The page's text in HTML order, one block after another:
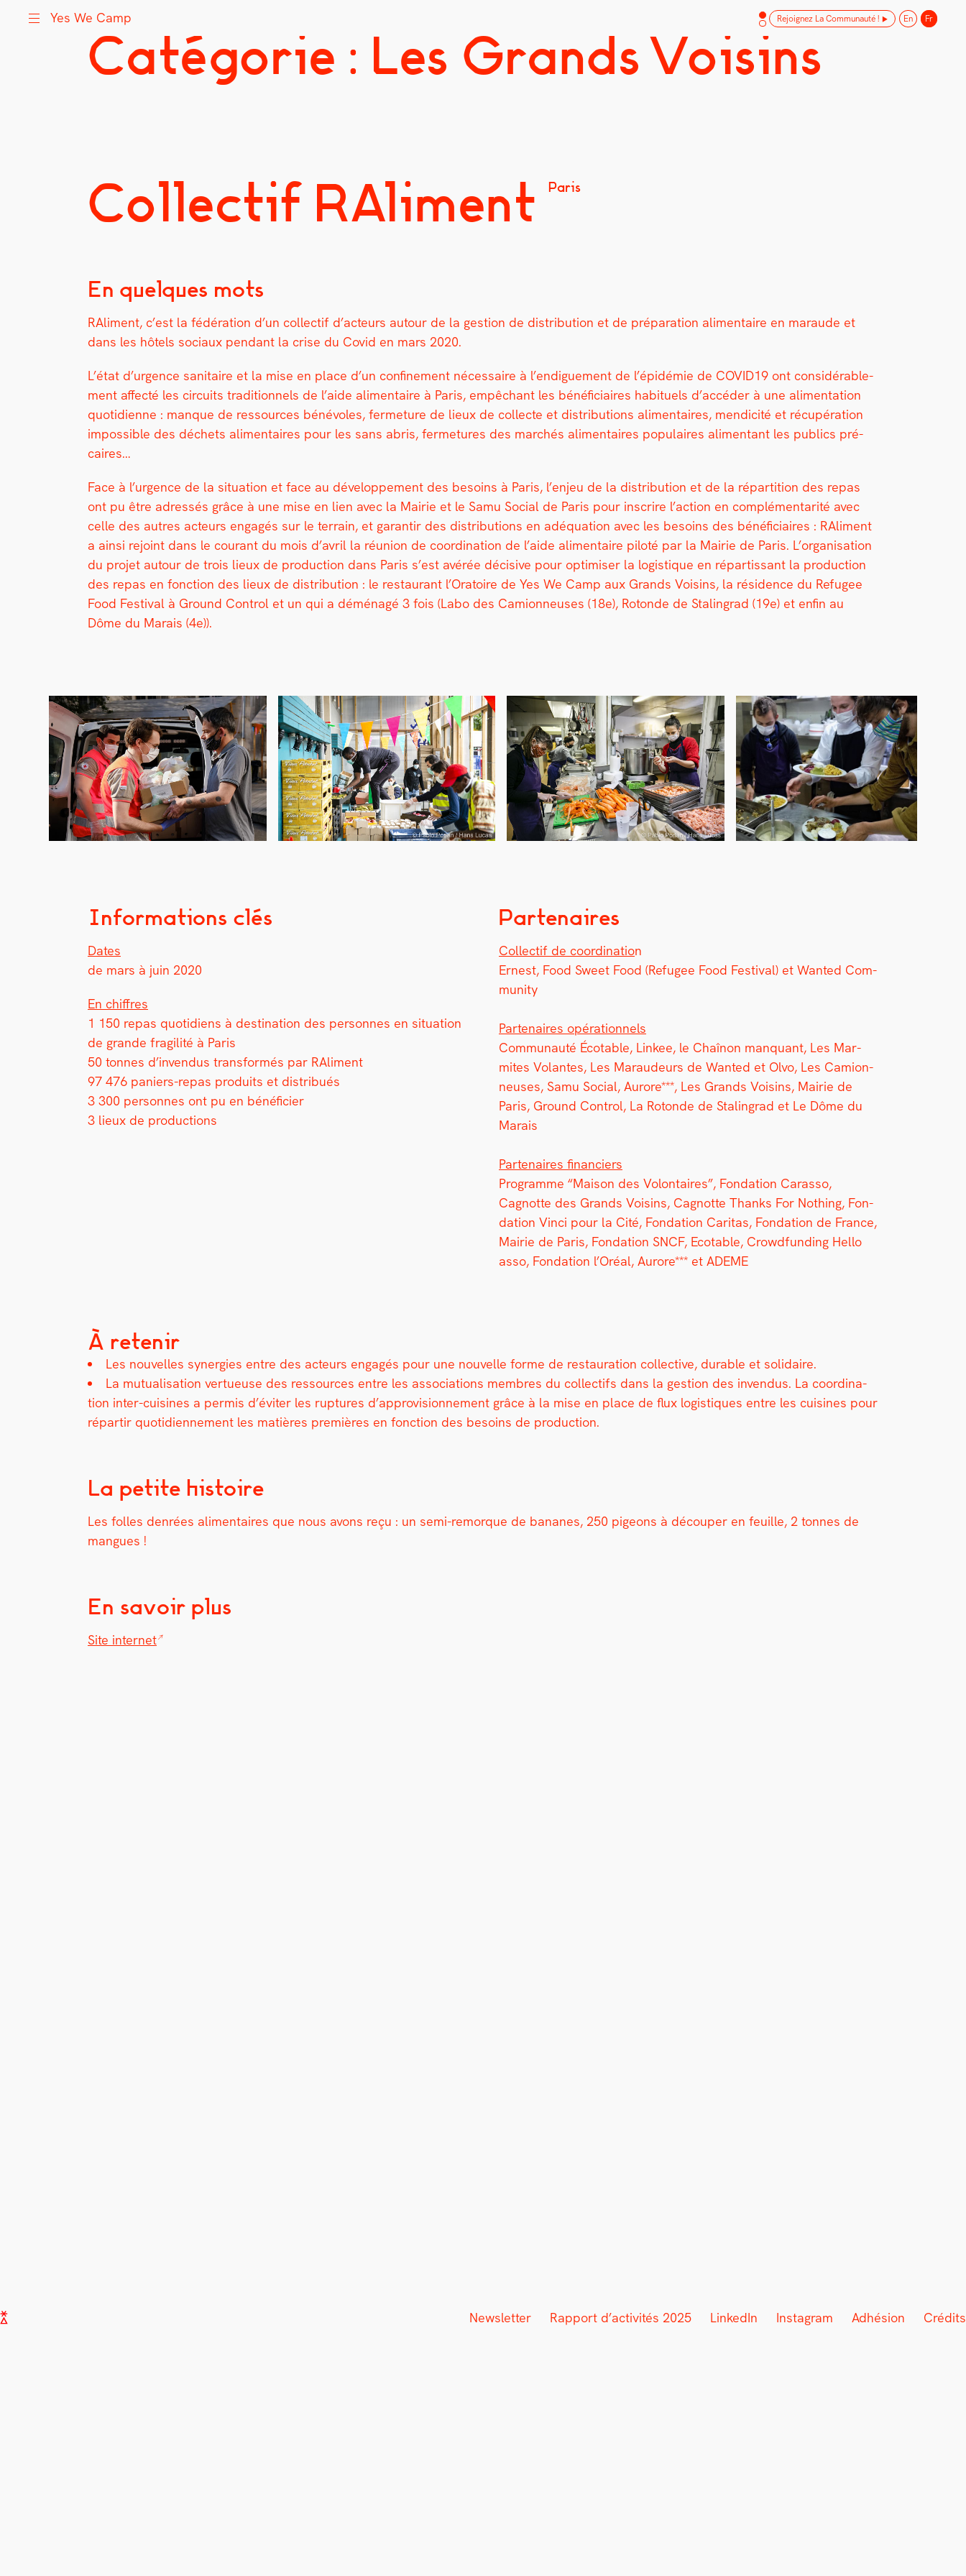
Utilisation inventive des espaces disponibles
Catégorie : Les Grands Voisins
Collectif RAliment Paris
En quelques mots
RAl­i­ment, c’est la fédéra­tion d’un col­lec­tif d’acteurs autour de la ges­tion de dis­tri­b­u­tion et de pré­pa­ra­tion ali­men­taire en maraude et
dans les hôtels soci­aux pen­dant la crise du Covid en mars 2020.
L’état d’urgence san­i­taire et la mise en place d’un con­fine­ment néces­saire à l’endiguement de l’épidémie de COVID19 ont con­sid­érable­
ment affec­té les cir­cuits tra­di­tion­nels de l’aide ali­men­taire à Paris, empêchant les béné­fi­ci­aires habituels d’accéder à une ali­men­ta­tion
quo­ti­di­enne : manque de ressources bénév­oles, fer­me­ture de lieux de col­lecte et dis­tri­b­u­tions ali­men­taires, men­dic­ité et récupéra­tion
impos­si­ble des déchets ali­men­taires pour les sans abris, fer­me­tures des marchés ali­men­taires pop­u­laires ali­men­tant les publics pré­
caires…
Face à l’urgence de la sit­u­a­tion et face au développe­ment des besoins à Paris, l’enjeu de la dis­tri­b­u­tion et de la répar­ti­tion des repas
ont pu être adressés grâce à une mise en lien avec la Mairie et le Samu Social de Paris pour inscrire l’action en com­plé­men­tar­ité avec
celle des autres acteurs engagés sur le ter­rain, et garan­tir des dis­tri­b­u­tions en adéqua­tion avec les besoins des béné­fi­ci­aires : RAl­i­ment
a ain­si rejoint dans le courant du mois d’avril la réu­nion de coor­di­na­tion de l’aide ali­men­taire piloté par la Mairie de Paris. L’organisation
du pro­jet autour de trois lieux de pro­duc­tion dans Paris s’est avérée déci­sive pour opti­miser la logis­tique en répar­tis­sant la pro­duc­tion
des repas en fonc­tion des lieux de dis­tri­b­u­tion : le restau­rant l’Oratoire de Yes We Camp aux Grands Voisins, la rési­dence du Refugee
Food Fes­ti­val à Ground Con­trol et un qui a démé­nagé 3 fois (Labo des Camion­neuses (18e), Rotonde de Stal­in­grad (19e) et enfin au
Dôme du Marais (4e)).
Informations clés
Dates
de mars à juin 2020
En chiffres
1 150 repas quo­ti­di­ens à des­ti­na­tion des per­son­nes en sit­u­a­tion
de grande fragilité à Paris
50 tonnes d’invendus trans­for­més par RAl­i­ment
97 476 paniers-repas pro­duits et dis­tribués
3 300 per­son­nes ont pu en béné­fici­er
3 lieux de pro­duc­tions
Partenaires
Col­lec­tif de coor­di­na­tion
Ernest, Food Sweet Food (Refugee Food Fes­ti­val) et Want­ed Com­
mu­ni­ty
Parte­naires opéra­tionnels
Com­mu­nauté Écotable, Lin­kee, le Chaînon man­quant, Les Mar­
mites Volantes, Les Maraudeurs de Want­ed et Olvo, Les Camion­
neuses, Samu Social, Aurore***, Les Grands Voisins, Mairie de
Paris, Ground Con­trol, La Rotonde de Stal­in­grad et Le Dôme du
Marais
Parte­naires financiers
Pro­gramme “Mai­son des Volon­taires”, Fon­da­tion Caras­so,
Cagnotte des Grands Voisins, Cagnotte Thanks For Noth­ing, Fon­
da­tion Vin­ci pour la Cité, Fon­da­tion Car­i­tas, Fon­da­tion de France,
Mairie de Paris, Fon­da­tion SNCF, Ecotable, Crowd­fund­ing Hel­lo
asso, Fon­da­tion l’Oréal, Aurore*** et ADEME
À retenir
Les nou­velles syn­er­gies entre des acteurs engagés pour une nou­velle forme de restau­ra­tion col­lec­tive, durable et sol­idaire.
La mutu­al­i­sa­tion vertueuse des ressources entre les asso­ci­a­tions mem­bres du col­lec­tifs dans la ges­tion des inven­dus. La coor­di­na­
tion inter-cuisines a per­mis d’éviter les rup­tures d’approvisionnement grâce à la mise en place de flux logis­tiques entre les cuisines pour
répar­tir quo­ti­di­en­nement les matières pre­mières en fonc­tion des besoins de pro­duc­tion.
La petite histoire
Les folles den­rées ali­men­taires que nous avons reçu : un semi-remorque de bananes, 250 pigeons à découper en feuille, 2 tonnes de
mangues !
En savoir plus
Site inter­net
Newsletter Rapport d’activités 2025 LinkedIn Instagram Adhésion Crédits
Yes We Camp Rejoignez La Communauté ! En Fr